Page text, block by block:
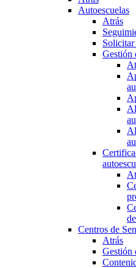
Autoescuelas
Atrás
Solicitar
Gestión
Centros de
Atrás
Gestión